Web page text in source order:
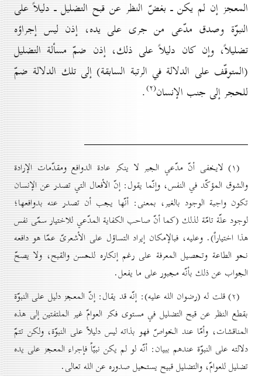
المعجز إن لم يكن ـ بغضّ النظر عن قبح التضليل ـ دليلاً على
النبوّة وصدق مدّعى من جرى على يده، إذن ليس إجراؤه
تضليلاً، وإن كان دليلاً على ذلك، إذن ضمّ مسألة التضليل
(المتوقّف على الدلالة في الرتبة السابقة) إلى تلك الدلالة ضمّ
للحجر إلى جنب الإنسان(۲) .
(۱) لايخفى أنّ مدّعي الجبر لا ينكر عادة الدوافع ومقدّمات الإرادة
والشوق المؤكّد في النفس، وإنّما يقول: إنّ الأفعال التي تصدر عن الإنسان
تكون واجبة الوجود بالغير، بمعنى: أنّها يجب أن تصدر عنه بدوافعها؛
لوجود علّة تامّة لذلك (كما أنّ صاحب الكفاية المدّعي للاختيار سمّى نفس
هذا اختياراً). وعليه، فبالإمكان إيراد التساؤل على الأشعرىّ عمّا هو دافعه
نحو الطاعة وتحصيل المعرفة على رغم إنكاره للحسن والقبح، ولا يصحّ
الجواب عن ذلك بأنّه مجبور على ما يفعل.
(۲) قلت له (رضوان الله عليه): إنّه قد يقال: إنّ المعجز دليل على النبوّة
بقطع النظر عن قبح التضليل في مستوى فكر العوامّ غير الملتفتين إلى هذه
المناقشات، وأمّا عند الخواصّ فهو بذاته ليس دليلاً على النبوّة، ولكن تتمّ
دلالته على النبوّة عندهم ببيان: أنّه لو لم يكن نبيّاً فإجراء المعجز على يده
تضليل للعوامّ، والتضليل قبيح يستحيل صدوره عن الله تعالى.